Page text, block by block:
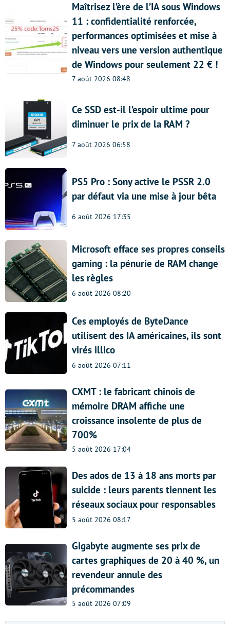
Maîtrisez l’ère de l’IA sous Windows
11 : confidentialité renforcée,
performances optimisées et mise à
niveau vers une version authentique
de Windows pour seulement 22 € !
7 août 2026 08:48
Ce SSD est-il l’espoir ultime pour
diminuer le prix de la RAM ?
7 août 2026 06:58
PS5 Pro : Sony active le PSSR 2.0
par défaut via une mise à jour bêta
6 août 2026 17:35
Microsoft efface ses propres conseils
gaming : la pénurie de RAM change
les règles
6 août 2026 08:20
Ces employés de ByteDance
utilisent des IA américaines, ils sont
virés illico
6 août 2026 07:11
CXMT : le fabricant chinois de
mémoire DRAM affiche une
croissance insolente de plus de
700%
5 août 2026 17:04
Des ados de 13 à 18 ans morts par
suicide : leurs parents tiennent les
réseaux sociaux pour responsables
5 août 2026 08:17
Gigabyte augmente ses prix de
cartes graphiques de 20 à 40 %, un
revendeur annule des
précommandes
5 août 2026 07:09